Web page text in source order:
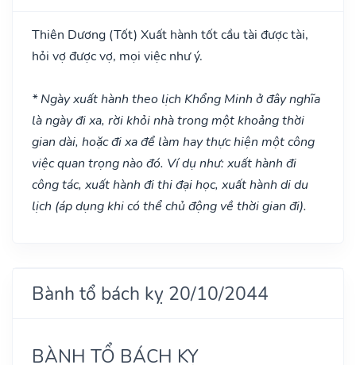
Thiên Dương (Tốt) Xuất hành tốt cầu tài được tài,
hỏi vợ được vợ, mọi việc như ý.
* Ngày xuất hành theo lịch Khổng Minh ở đây nghĩa
là ngày đi xa, rời khỏi nhà trong một khoảng thời
gian dài, hoặc đi xa để làm hay thực hiện một công
việc quan trọng nào đó. Ví dụ như: xuất hành đi
công tác, xuất hành đi thi đại học, xuất hành di du
lịch (áp dụng khi có thể chủ động về thời gian đi).
Bành tổ bách kỵ 20/10/2044
BÀNH TỔ BÁCH KỴ